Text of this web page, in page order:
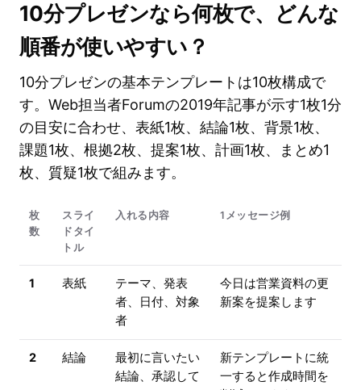
10分プレゼンなら何枚で、どんな
順番が使いやすい？
10分プレゼンの基本テンプレートは10枚構成で
す。Web担当者Forumの2019年記事が示す1枚1分
の目安に合わせ、表紙1枚、結論1枚、背景1枚、
課題1枚、根拠2枚、提案1枚、計画1枚、まとめ1
枚、質疑1枚で組みます。
枚
数
スライ
ドタイ
トル
入れる内容 1メッセージ例
1 表紙
テーマ、発表
者、日付、対象
者
今日は営業資料の更
新案を提案します
2 結論
最初に言いたい
結論、承認して
新テンプレートに統
一すると作成時間を